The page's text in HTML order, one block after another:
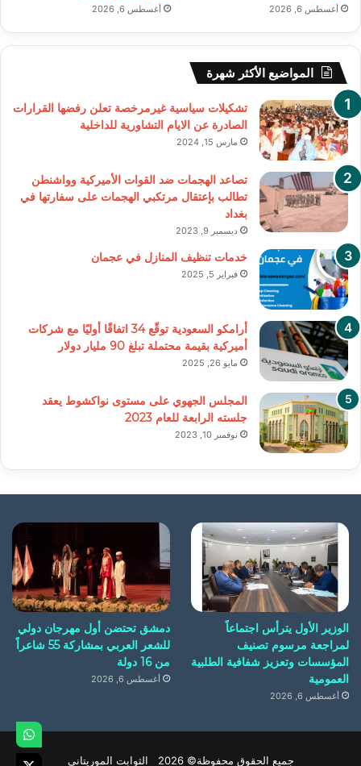
أغسطس 6, 2026 أغسطس 6, 2026
المواضيع الأكثر شهرة
تشكيلات سياسية غيرمرخصة تعلن رفضها القرارات
الصادرة عن الايام التشاورية للداخلية
مارس 15, 2024
تصاعد الهجمات ضد القوات الأميركية وواشنطن
تطالب بإعتقال مرتكبي الهجمات على سفارتها في
بغداد
ديسمبر 9, 2023
خدمات تنظيف المنازل في عجمان
فبراير 5, 2025
أرامكو السعودية توقّع 34 اتفاقًا أوليًا مع شركات
أميركية بقيمة محتملة تبلغ 90 مليار دولار
مايو 26, 2025
المجلس الجهوي على مستوى نواكشوط يعقد
جلسته الرابعة للعام 2023
نوفمبر 10, 2023
الوزير الأول يترأس اجتماعاً
لمراجعة مرسوم تصنيف
المؤسسات وتعزيز شفافية الطلبية
العمومية
أغسطس 6, 2026
دمشق تحتضن أول مهرجان دولي
للشعر العربي بمشاركة 55 شاعراً
من 16 دولة
أغسطس 6, 2026
جميع الحقوق محفوظة© 2026 الثوابت الموريتاني